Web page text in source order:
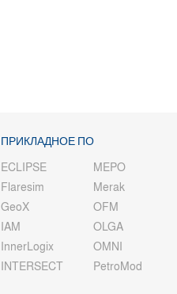
ПРИКЛАДНОЕ ПО
ECLIPSE
Flaresim
GeoX
IAM
InnerLogix
INTERSECT
MEPO
Merak
OFM
OLGA
OMNI
PetroMod